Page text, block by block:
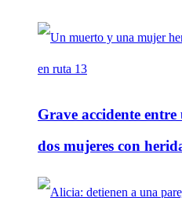
Grave accidente
dos mujeres con